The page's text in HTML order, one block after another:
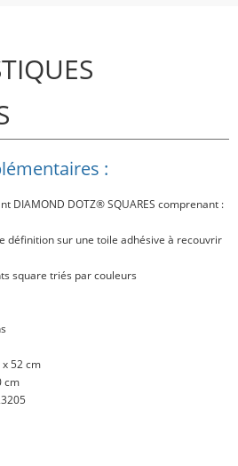
:
DIAMOND DOTZ® SQUARES comprenant :
définition sur une toile adhésive à recouvrir
square triés par couleurs
52 cm
cm